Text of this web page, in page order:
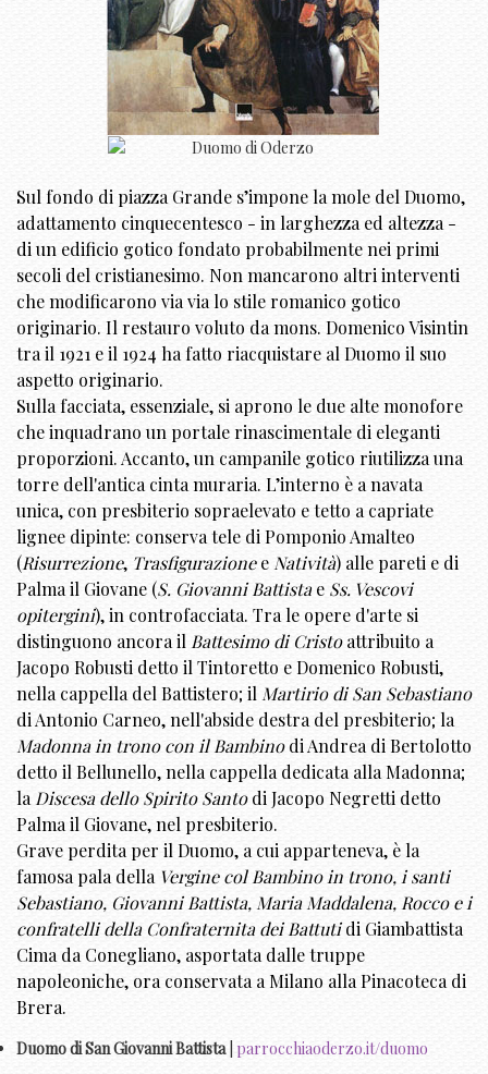
Sul fondo di piazza Grande s’impone la mole del Duomo,
adattamento cinquecentesco - in larghezza ed altezza -
di un edificio gotico fondato probabilmente nei primi
secoli del cristianesimo. Non mancarono altri interventi
che modificarono via via lo stile romanico gotico
originario. Il restauro voluto da mons. Domenico Visintin
tra il 1921 e il 1924 ha fatto riacquistare al Duomo il suo
aspetto originario.
Sulla facciata, essenziale, si aprono le due alte monofore
che inquadrano un portale rinascimentale di eleganti
proporzioni. Accanto, un campanile gotico riutilizza una
torre dell'antica cinta muraria. L’interno è a navata
unica, con presbiterio sopraelevato e tetto a capriate
lignee dipinte: conserva tele di Pomponio Amalteo
(Risurrezione, Trasfigurazionee Natività) alle pareti e di
Palma il Giovane (S. Giovanni Battista e Ss. Vescovi
opitergini), in controfacciata. Tra le opere d'arte si
distinguono ancora il Battesimo di Cristoattribuito a
Jacopo Robusti detto il Tintoretto e Domenico Robusti,
nella cappella del Battistero; il Martirio di San Sebastiano
di Antonio Carneo, nell'abside destra del presbiterio; la
Madonna in trono con il Bambinodi Andrea di Bertolotto
detto il Bellunello, nella cappella dedicata alla Madonna;
la Discesa dello Spirito Santodi Jacopo Negretti detto
Palma il Giovane, nel presbiterio.
Grave perdita per il Duomo, a cui apparteneva, è la
famosa pala della Vergine col Bambino in trono, i santi
Sebastiano, Giovanni Battista, Maria Maddalena, Rocco e i
confratelli della Confraternita dei Battutidi Giambattista
Cima da Conegliano, asportata dalle truppe
napoleoniche, ora conservata a Milano alla Pinacoteca di
Brera.
Duomo di San Giovanni Battista| parrocchiaoderzo.it/duomo